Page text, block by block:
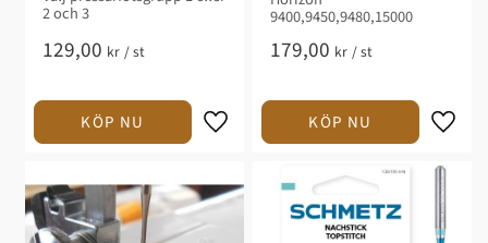
2 och 3
129,00 kr /st
9400,9450,9480,15000
179,00 kr /st